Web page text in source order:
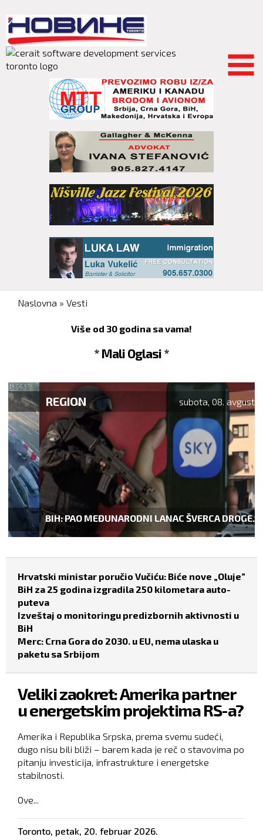
main
content
You are here
Naslovna » Vesti
Više od 30 godina sa vama!
* Mali Oglasi *
REGION subota, 08. avgust 2026.
BIH: PAO MEĐUNARODNI LANAC ŠVERCA DROGE...
Hrvatski ministar poručio Vučiću: Biće nove „Oluje”
BiH za 25 godina izgradila 250 kilometara auto-
puteva
Izveštaj o monitoringu predizbornih aktivnosti u
BiH
Merc: Crna Gora do 2030. u EU, nema ulaska u
paketu sa Srbijom
Veliki zaokret: Amerika partner
u energetskim projektima RS-a?
Amerika i Republika Srpska, prema svemu sudeći,
dugo nisu bili bliži – barem kada je reč o stavovima po
pitanju investicija, infrastrukture i energetske
stabilnosti.
Ove...
Toronto, petak, 20. februar 2026.